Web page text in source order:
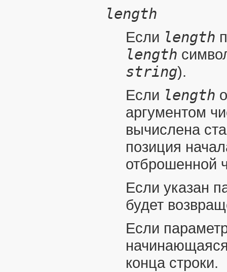
length
Если length
length
string).
Если length
аргументом
вычислена
позиция
отброшенной
Если указан
будет
Если
конца строки.